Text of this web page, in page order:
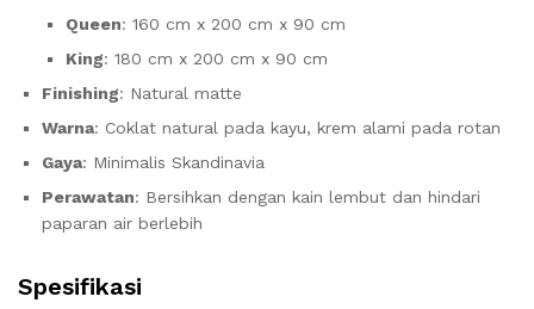
Queen: 160 cm x 200 cm x 90 cm
King: 180 cm x 200 cm x 90 cm
Finishing: Natural matte
Warna: Coklat natural pada kayu, krem alami pada rotan
Gaya: Minimalis Skandinavia
Perawatan: Bersihkan dengan kain lembut dan hindari
paparan air berlebih
Spesifikasi